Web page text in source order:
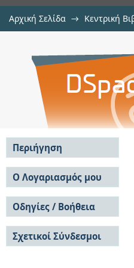
Αρχική Σελίδα → Κεντρική
Επαλήθευση
Περιήγηση
Σε όλο το DSpace
Κοινότητες & Συλλογές
Ανά Ημερομηνία
Έκδοσης
Συγγραφείς
Τίτλοι
Θέματα
Ο Λογαριασμός μου
Σύνδεση
Εγγραφή
Οδηγίες / Βοήθεια
Οδηγίες Υποβολής
Οδηγίες Χρήσης ΙΑ
Συχνές Ερωτήσεις
Σχετικοί Σύνδεσμοι